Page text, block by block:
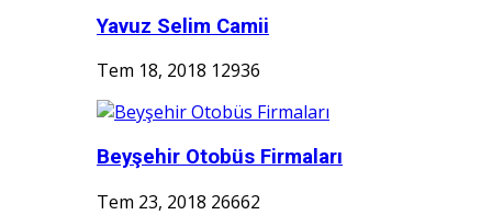
Yavuz Selim Camii
Tem 18, 2018 12936
Beyşehir Otobüs Firmaları
Tem 23, 2018 26662